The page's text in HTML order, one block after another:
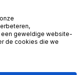
06-23643267
een geweldige website-
de cookies die we